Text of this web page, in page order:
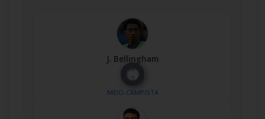
J. Bellingham
Nº
7
MEIO-CAMPISTA